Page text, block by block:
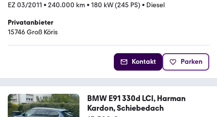
EZ 03/2011 • 240.000 km • 180 kW (245 PS) • Diesel
Privatanbieter
15746 Groß Köris
Kontakt Parken
BMW E91 330d LCI, Harman
Kardon, Schiebedach